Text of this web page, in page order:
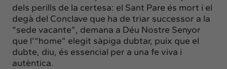
dels perills de la certesa: el Sant Pare és mort i el
degà del Conclave que ha de triar successor a la
“sede vacante”, demana a Déu Nostre Senyor
que l’“home” elegit sàpiga dubtar, puix que el
dubte, diu, és essencial per a una fe viva i
autèntica.